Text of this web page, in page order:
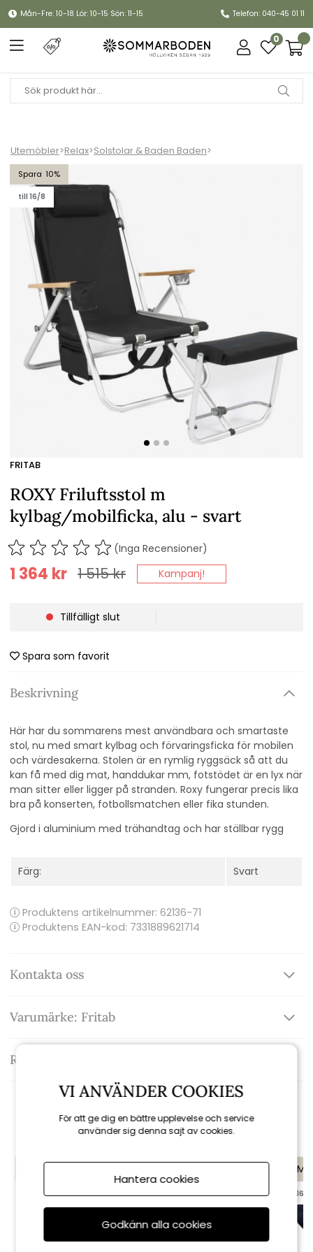
Mån-Fre: 10-18 Lör: 10-15 Sön: 11-15 Telefon: 040-45 01 11
0
Utemöbler>Relax>Solstolar & Baden Baden>
10
till 16/8
ROXY Friluftsstol m kylbag/mobilficka, alu - svart
FRITAB
ROXY Friluftsstol m
kylbag/mobilficka, alu - svart
(Inga Recensioner)
1 515kr
1 364 kr Kampanj!
Tillfälligt slut
Spara som favorit
Beskrivning
Här har du sommarens mest användbara och smartaste
stol, nu med smart kylbag och förvaringsficka för mobilen
och värdesakerna. Stolen är en rymlig ryggsäck så att du
kan få med dig mat, handdukar mm, fotstödet är en lyx när
man sitter eller ligger på stranden. Roxy fungerar precis lika
bra på konserten, fotbollsmatchen eller fika stunden.
Gjord i aluminium med trähandtag och har ställbar rygg
Färg: Svart
Produktens artikelnummer: 62136-71
Produktens EAN-kod: 7331889621714
Kontakta oss
Varumärke: Fritab
Recensioner
Rekommenderade tillbehör
KAMPANJ
till 16/8 till 16/8 till 16/8
VI ANVÄNDER COOKIES
För att ge dig en bättre upplevelse och service
använder sig denna sajt av cookies.
Hantera cookies
Godkänn alla cookies